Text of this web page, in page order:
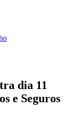
dia 11
e Seguros